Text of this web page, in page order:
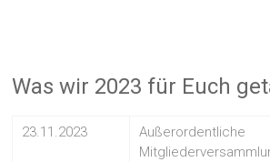
Was wir 2023 für Euch
23.11.2023
Außerordentliche